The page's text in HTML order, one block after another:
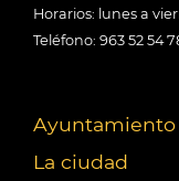
Horarios: lunes a
Teléfono: 963 52 54
Ayuntamiento
La ciudad